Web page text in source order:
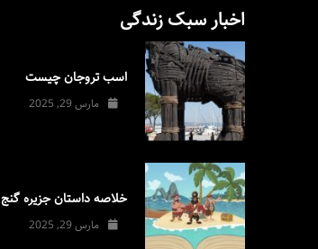
اخبار سبک زندگی
اسب تروجان چیست
مارس 29, 2025
خلاصه داستان جزیره گنج
مارس 29, 2025